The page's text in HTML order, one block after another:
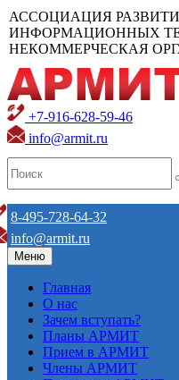
АССОЦИАЦИЯ
ИНФОРМАЦИОННЫХ
НЕКОММЕРЧЕСКАЯ
+7-916-628-59-46
info@armit.ru
8-495-728-64-32
info@armit.ru
Меню
Главная
О нас
Зачем вступать?
Планы АРМИТ
Прием в АРМИТ
Члены АРМИТ